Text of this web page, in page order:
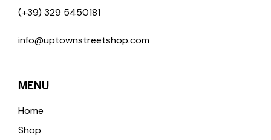
(+39) 329 5450181
info@uptownstreetshop.com
MENU
Home
Shop